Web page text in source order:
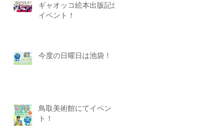
ギャオッコ絵本出版記念
イベント！
今度の日曜日は池袋！
鳥取美術館にてイベン
ト！